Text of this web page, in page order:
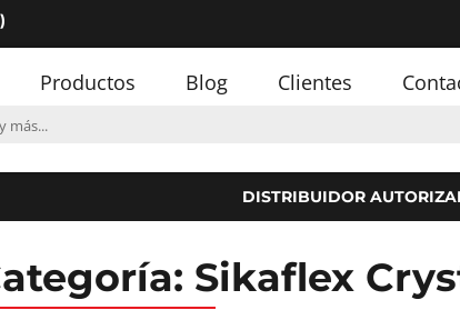
Productos Blog Clientes
DISTRIBUIDOR
Sikaflex